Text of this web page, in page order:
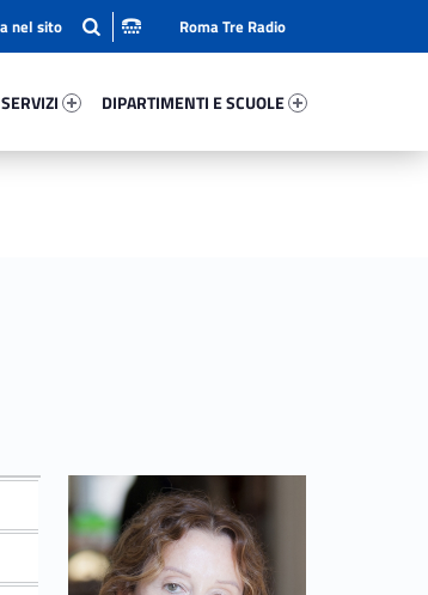
SERVIZI
DIPARTIMENTI E SCUOLE
Roma Tre Radio